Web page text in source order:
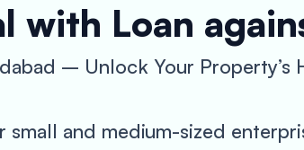
with Loan
– Unlock Your Property’s
and medium-sized